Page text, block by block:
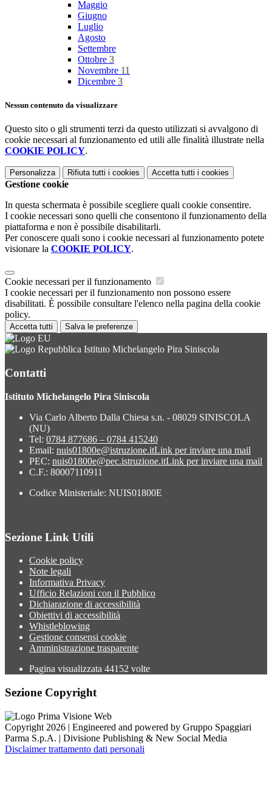
Maggio
Giugno
Luglio
Agosto
Settembre
Ottobre 3
Novembre 11
Dicembre 3
Nessun contenuto da visualizzare
Questo sito o gli strumenti terzi da questo utilizzati si avvalgono di
cookie necessari al funzionamento ed utili alle finalità illustrate nella
COOKIE POLICY.
Personalizza Rifiuta tutti i cookies Accetta tutti i cookies
Gestione cookie
In questa schermata è possibile scegliere quali cookie consentire.
I cookie necessari sono quelli che consentono il funzionamento della
piattaforma e non è possibile disabilitarli.
Per conoscere quali sono i cookie necessari al funzionamento potete
visionare la COOKIE POLICY.
Cookie necessari per il funzionamento
I cookie necessari per il funzionamento non possono essere
disabilitati. È possibile consultare l'elenco nella pagina della cookie
policy.
Accetta tutti Salva le preferenze
Istituto Michelangelo Pira Siniscola
Contatti
Istituto Michelangelo Pira Siniscola
Via Carlo Alberto Dalla Chiesa s.n. - 08029 SINISCOLA
(NU)
Tel: 0784 877686 – 0784 415240
Email: nuis01800e@istruzione.itLink per inviare una mail
PEC: nuis01800e@pec.istruzione.itLink per inviare una mail
C.F.: 80007110911
Codice Ministeriale: NUIS01800E
Sezione Link Utili
Cookie policy
Note legali
Informativa Privacy
Ufficio Relazioni con il Pubblico
Dichiarazione di accessibilità
Obiettivi di accessibilità
Whistleblowing
Gestione consensi cookie
Amministrazione trasparente
Pagina visualizzata 44152 volte
Sezione Copyright
Copyright 2026 | Engineered and powered by Gruppo Spaggiari
Parma S.p.A. | Divisione Publishing & New Social Media
Disclaimer trattamento dati personali